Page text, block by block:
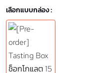
เลือกแบบกล่อง :